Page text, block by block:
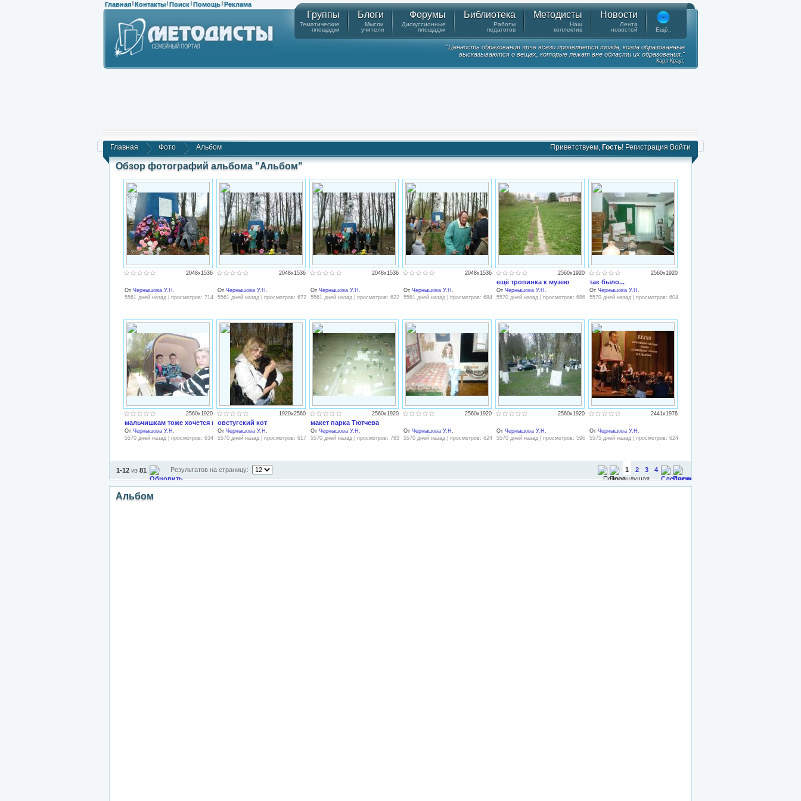
Главная | Контакты | Поиск | Помощь | Реклама
Группы
Тематические
площадки
Блоги
Мысли
учителя
Форумы
Дискуссионные
площадки
Библиотека
Работы
педагогов
Методисты
Наш
коллектив
Новости
Лента
новостей
Ещё..
"Ценность образования ярче всего проявляется тогда, когда образованные
высказываются о вещах, которые лежат вне области их образования."
Карл Краус
Главная Фото Альбом Приветствуем, Гость! Регистрация Войти
Обзор фотографий альбома "Альбом"
2048x1536
От Чернышова У.Н.
5561 дней назад | просмотров: 714
2048x1536
От Чернышова У.Н.
5561 дней назад | просмотров: 672
2048x1536
От Чернышова У.Н.
5561 дней назад | просмотров: 622
2048x1536
От Чернышова У.Н.
5561 дней назад | просмотров: 684
2560x1920
ещё тропинка к музею
От Чернышова У.Н.
5570 дней назад | просмотров: 686
2560x1920
так было...
От Чернышова У.Н.
5570 дней назад | просмотров: 604
2560x1920
мальчишкам тоже хочется ветерка
От Чернышова У.Н.
5570 дней назад | просмотров: 634
1920x2560
овстугский кот
От Чернышова У.Н.
5570 дней назад | просмотров: 617
2560x1920
макет парка Тютчева
От Чернышова У.Н.
5570 дней назад | просмотров: 783
2560x1920
От Чернышова У.Н.
5570 дней назад | просмотров: 624
2560x1920
От Чернышова У.Н.
5570 дней назад | просмотров: 596
2441x1976
От Чернышова У.Н.
5575 дней назад | просмотров: 624
1-12 из 81 Результатов на страницу: 1 2 3 4
Альбом